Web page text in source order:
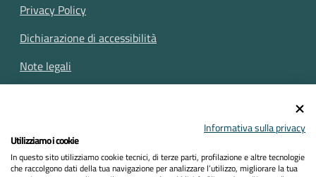
Privacy Policy
Dichiarazione di accessibilità
Note legali
Informativa sulla privacy
Utilizziamo i cookie
In questo sito utilizziamo cookie tecnici, di terze parti, profilazione e altre tecnologie
che raccolgono dati della tua navigazione per analizzare l’utilizzo, migliorare la tua